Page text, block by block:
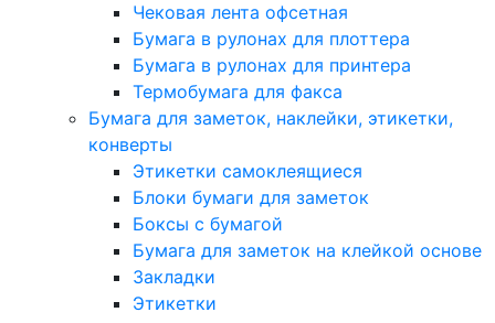
Чековая лента офсетная
Бумага в рулонах для плоттера
Бумага в рулонах для принтера
Термобумага для факса
Бумага для заметок, наклейки, этикетки,
конверты
Этикетки самоклеящиеся
Блоки бумаги для заметок
Боксы с бумагой
Бумага для заметок на клейкой основе
Закладки
Этикетки